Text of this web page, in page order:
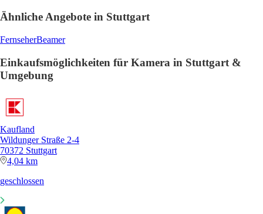
Ähnliche Angebote in Stuttgart
FernseherBeamer
Einkaufsmöglichkeiten für Kamera in Stuttgart &
Umgebung
Kaufland
Wildunger Straße 2-4
70372 Stuttgart
4,04 km
geschlossen